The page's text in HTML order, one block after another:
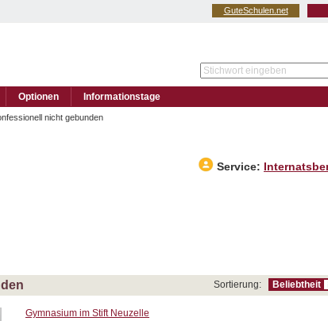
GuteSchulen.net
Optionen Informationstage
nicht gebunden
Service:
Sortierung: Beliebtheit
Gymnasium im Stift Neuzelle